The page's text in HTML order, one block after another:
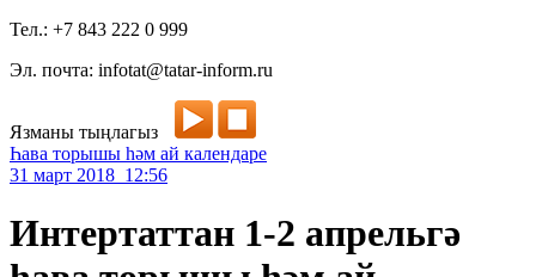
Тел.: +7 843 222 0 999
Эл. почта: infotat@tatar-inform.ru
Язманы тыңлагыз
Һава торышы һәм ай календаре
31 март 2018 12:56
Интертаттан 1-2 апрельгә